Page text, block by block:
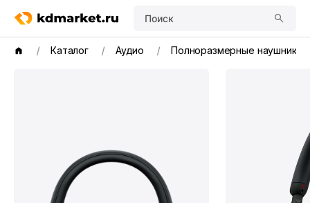
Поиск
Каталог Аудио Полноразмерные наушники